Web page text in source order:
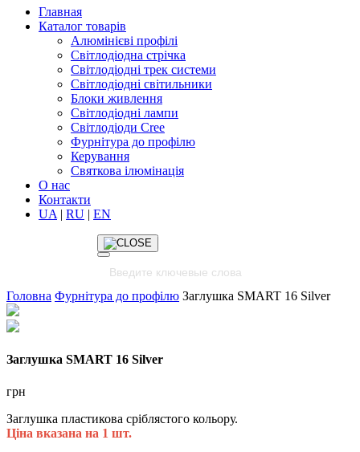
Главная
Каталог товарів
Алюмінієві профілі
Світлодіодна стрічка
Світлодіодні трек системи
Світлодіодні світильники
Блоки живлення
Світлодіодні лампи
Світлодіоди Cree
Фурнітура до профілю
Керування
Святкова ілюмінація
О нас
Контакти
UA | RU | EN
Головна Фурнітура до профілю Заглушка SMART 16 Silver
Заглушка SMART 16 Silver
грн
Заглушка пластикова сріблястого кольору.
Ціна вказана на 1 шт.